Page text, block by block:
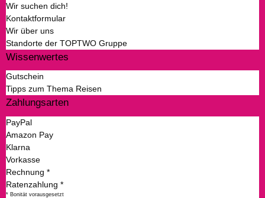
Wir suchen dich!
Kontaktformular
Wir über uns
Standorte der TOPTWO Gruppe
Wissenwertes
Gutschein
Tipps zum Thema Reisen
Zahlungsarten
PayPal
Amazon Pay
Klarna
Vorkasse
Rechnung *
Ratenzahlung *
* Bonität vorausgesetzt